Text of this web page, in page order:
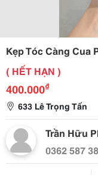
Kẹp Tóc Càng Cua
( HẾT HẠN )
400.000₫
633 Lê Trọng Tấn
Trần Hữu
0362 587